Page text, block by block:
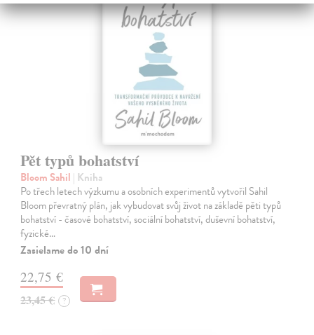
Pět typů bohatství
Bloom Sahil | Kniha
Po třech letech výzkumu a osobních experimentů vytvořil Sahil
Bloom převratný plán, jak vybudovat svůj život na základě pěti typů
bohatství - časové bohatství, sociální bohatství, duševní bohatství,
fyzické…
Zasielame do 10 dní
22,75 €
23,45 € ?